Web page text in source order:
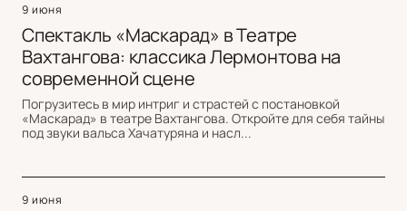
9 июня
Спектакль «Маскарад» в Театре
Вахтангова: классика Лермонтова на
современной сцене
Погрузитесь в мир интриг и страстей с постановкой
«Маскарад» в театре Вахтангова. Откройте для себя тайны
под звуки вальса Хачатуряна и насл...
9 июня